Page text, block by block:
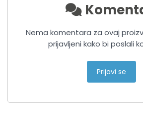
Nema komentara za ovaj
prijavljeni kako bi poslali
Prijavi se